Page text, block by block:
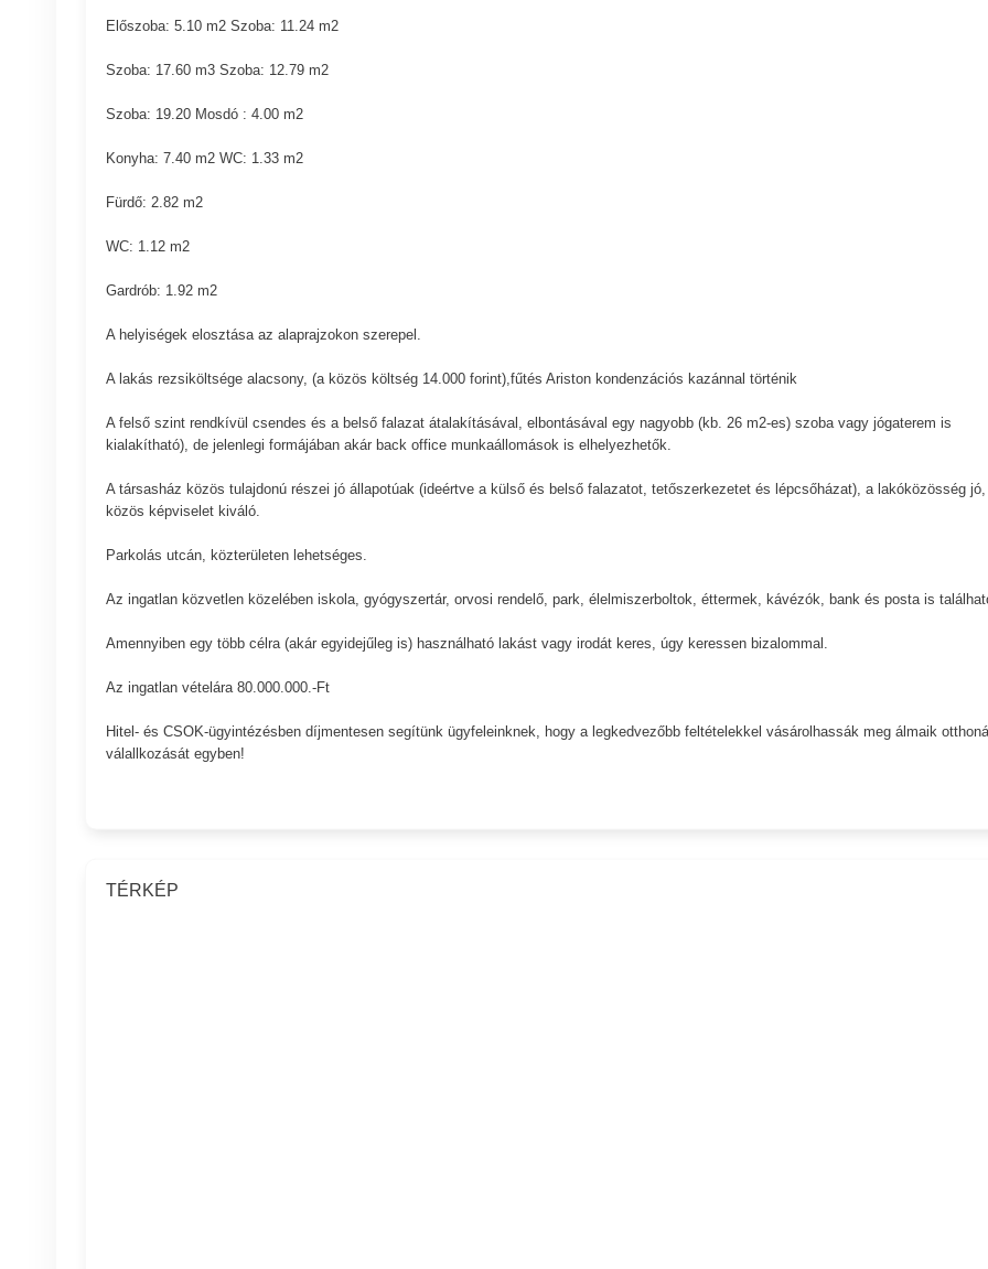
Előszoba: 5.10 m2 Szoba: 11.24 m2
Szoba: 17.60 m3 Szoba: 12.79 m2
Szoba: 19.20 Mosdó : 4.00 m2
Konyha: 7.40 m2 WC: 1.33 m2
Fürdő: 2.82 m2
WC: 1.12 m2
Gardrób: 1.92 m2
A helyiségek elosztása az alaprajzokon szerepel.
A lakás rezsiköltsége alacsony, (a közös költség 14.000 forint),fűtés Ariston kondenzációs kazánnal történik
A felső szint rendkívül csendes és a belső falazat átalakításával, elbontásával egy nagyobb (kb. 26 m2-es) szoba vagy jógaterem is
kialakítható), de jelenlegi formájában akár back office munkaállomások is elhelyezhetők.
A társasház közös tulajdonú részei jó állapotúak (ideértve a külső és belső falazatot, tetőszerkezetet és lépcsőházat), a lakóközösség jó,
közös képviselet kiváló.
Parkolás utcán, közterületen lehetséges.
Az ingatlan közvetlen közelében iskola, gyógyszertár, orvosi rendelő, park, élelmiszerboltok, éttermek, kávézók, bank és posta is
Amennyiben egy több célra (akár egyidejűleg is) használható lakást vagy irodát keres, úgy keressen bizalommal.
Az ingatlan vételára 80.000.000.-Ft
Hitel- és CSOK-ügyintézésben díjmentesen segítünk ügyfeleinknek, hogy a legkedvezőbb feltételekkel vásárolhassák meg álmaik
válallkozását egyben!
TÉRKÉP